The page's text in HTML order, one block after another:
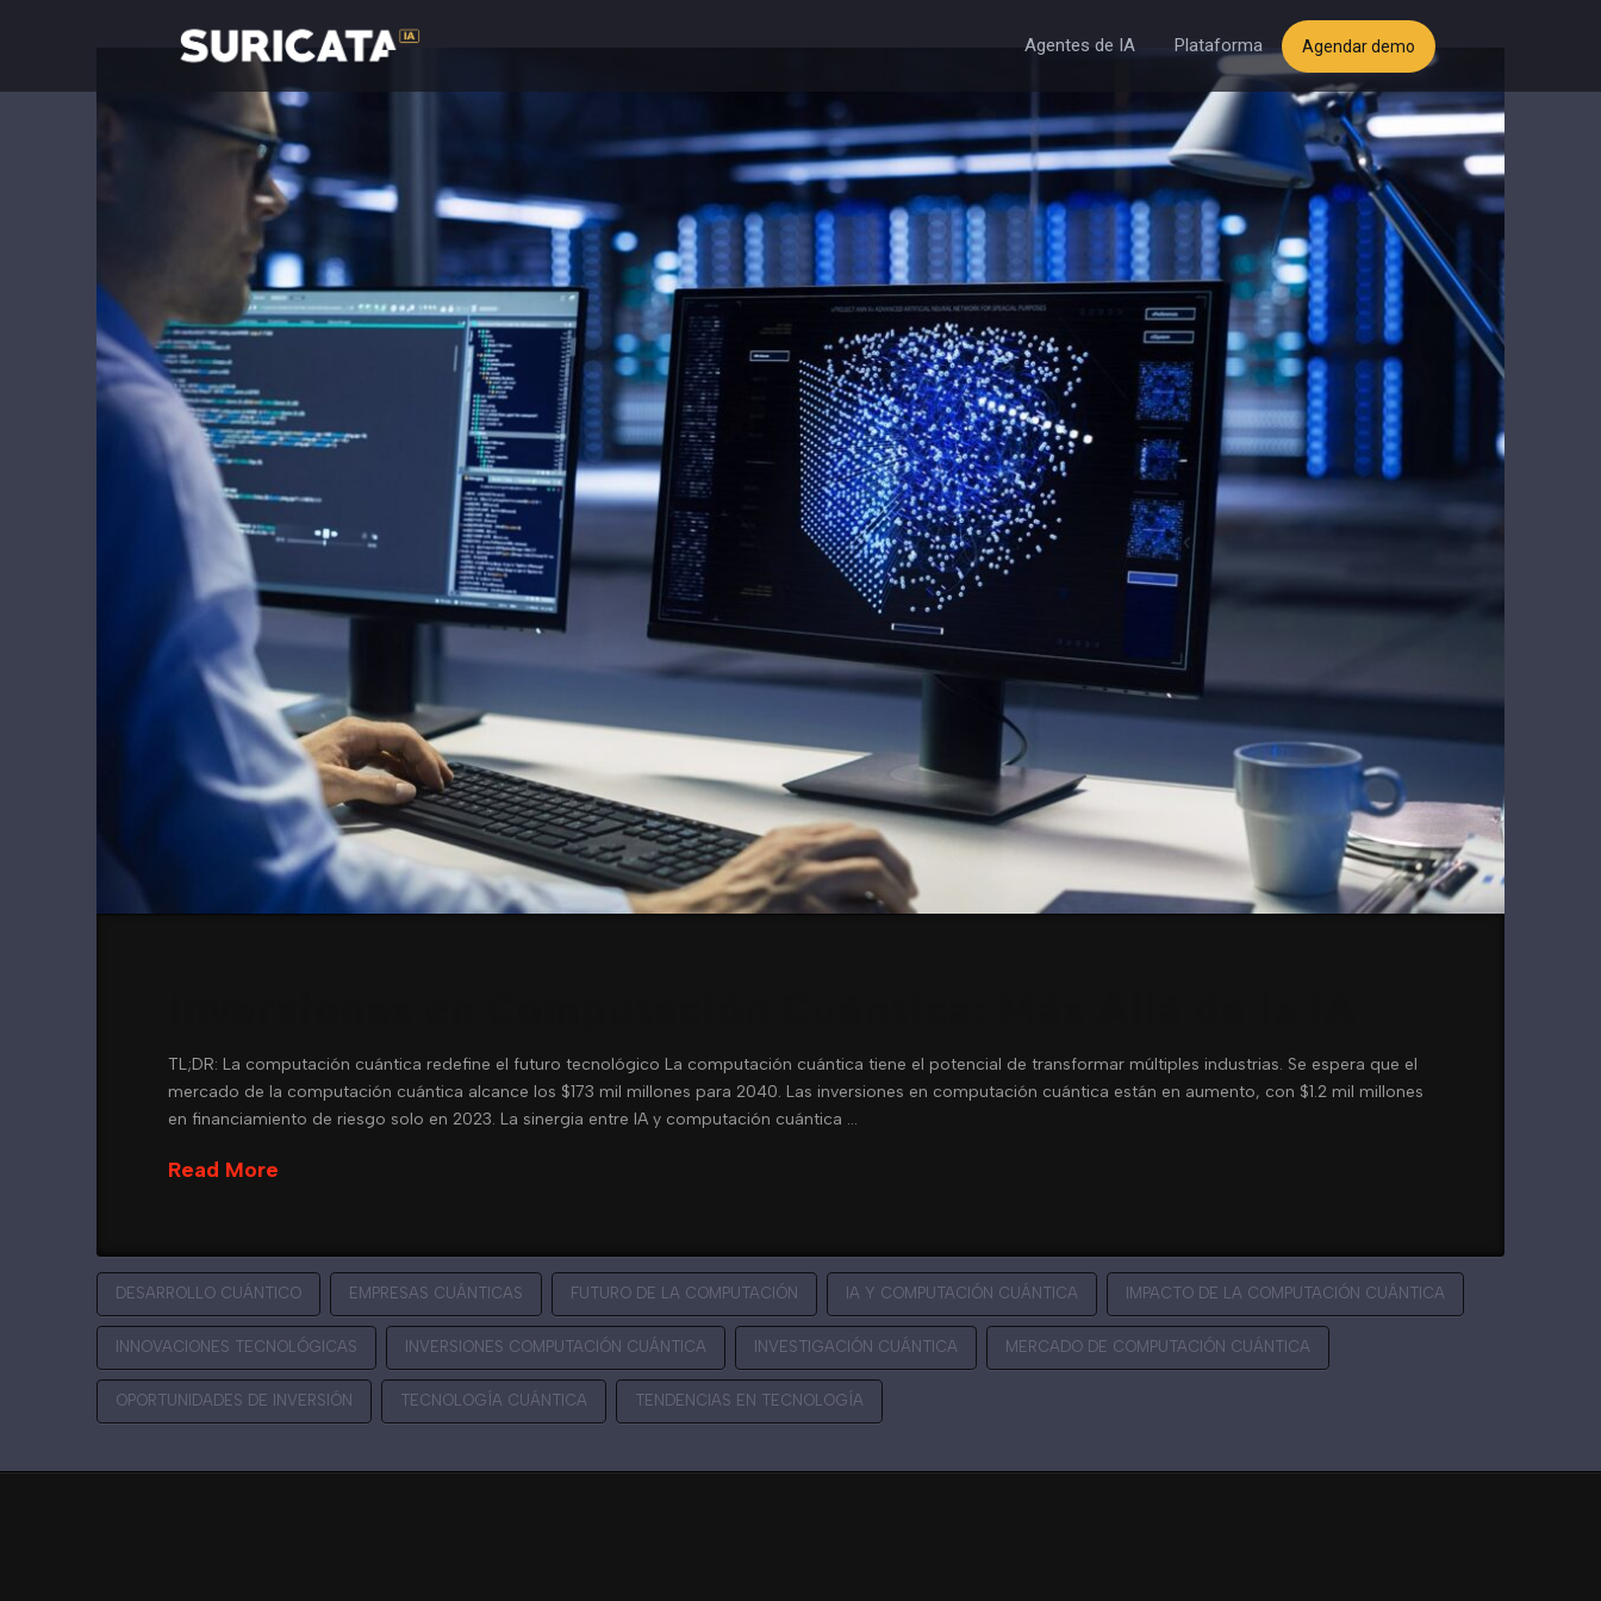
Agentes de IA Plataforma Agendar demo
TL;DR: La computación cuántica redefine el futuro tecnológico La computación cuántica tiene el potencial de transformar múltiples industrias. Se espera que el
mercado de la computación cuántica alcance los $173 mil millones para 2040. Las inversiones en computación cuántica están en aumento, con $1.2 mil millones
en financiamiento de riesgo solo en 2023. La sinergia entre IA y computación cuántica …
Read More
DESARROLLO CUÁNTICO EMPRESAS CUÁNTICAS FUTURO DE LA COMPUTACIÓN IA Y COMPUTACIÓN CUÁNTICA IMPACTO DE LA COMPUTACIÓN CUÁNTICA
INNOVACIONES TECNOLÓGICAS INVERSIONES COMPUTACIÓN CUÁNTICA INVESTIGACIÓN CUÁNTICA MERCADO DE COMPUTACIÓN CUÁNTICA
OPORTUNIDADES DE INVERSIÓN TECNOLOGÍA CUÁNTICA TENDENCIAS EN TECNOLOGÍA